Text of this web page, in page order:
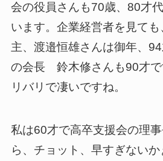
会の役員さんも70歳、80才
います。企業経営者を見て
主、渡邉恒雄さんは御年、
の会長 鈴木修さんも90才で
リバリで凄いですね。
私は60才で高卒支援会の理
ら、チョット、早すぎない